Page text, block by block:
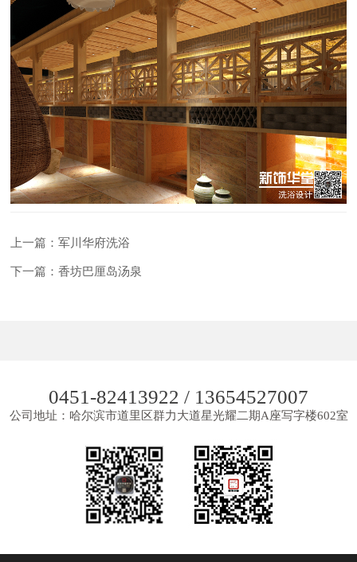
上一篇：军川华府洗浴
下一篇：香坊巴厘岛汤泉
0451-82413922 / 13654527007
公司地址：哈尔滨市道里区群力大道星光耀二期A座写字楼602室